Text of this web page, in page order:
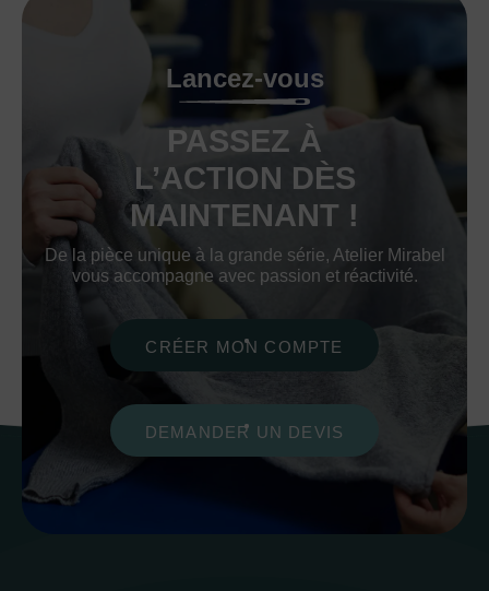
Lancez-vous
PASSEZ À
L’ACTION DÈS
MAINTENANT !
De la pièce unique à la grande série, Atelier Mirabel
vous accompagne avec passion et réactivité.
CRÉER MON COMPTE
DEMANDER UN DEVIS